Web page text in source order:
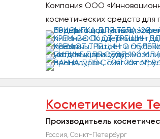
Компания ООО
косметических средств для
телом...
Косметические
Производитьель
Россия, Санкт-Петербург